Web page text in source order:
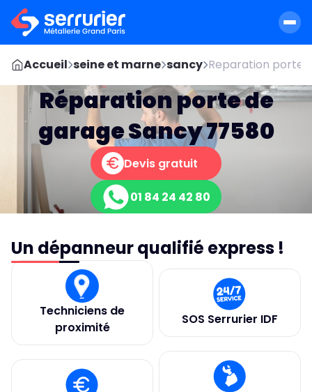
Accueil seine et marne sancy Reparation porte
Réparation porte de
garage Sancy 77580
Devis gratuit
01 84 24 42 80
Un dépanneur qualifié express !
Techniciens de
proximité
SOS Serrurier IDF